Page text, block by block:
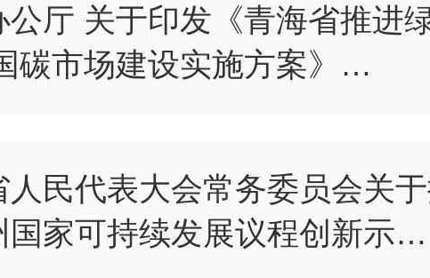
厅 关于印发《青海省推进
碳市场建设实施方案》…
民代表大会常务委员会关
国家可持续发展议程创新示…